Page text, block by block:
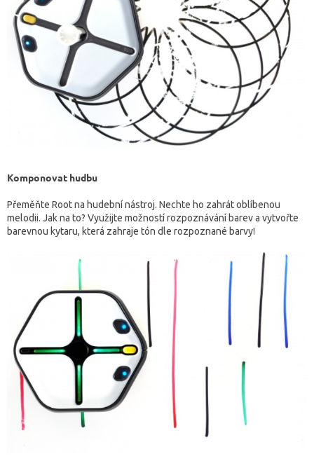
Komponovat hudbu
Přeměňte Root na hudební nástroj. Nechte ho zahrát oblíbenou
melodii. Jak na to? Využijte možností rozpoznávání barev a vytvořte
barevnou kytaru, která zahraje tón dle rozpoznané barvy!